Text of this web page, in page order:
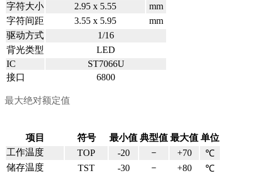
字符大小
2.95 x 5.55
mm
字符间距
3.55 x 5.95
mm
驱动方式
1/16
背光类型
LED
IC
ST7066U
接口
6800
最大绝对额定值
项目 符号 最小值 典型值 最大值 单位
工作温度
TOP -20 － +70
℃
储存温度
TST -30 － +80
℃